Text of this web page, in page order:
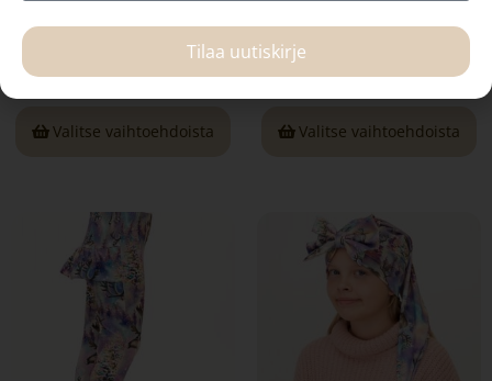
38,90€
Valitse vaihtoehdoista
39,90€
Valitse vaihtoehdoista
Tilaa uutiskirje